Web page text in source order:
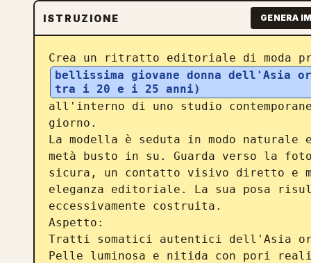
ISTRUZIONE GENERA
Crea un ritratto editoriale di moda
bellissima giovane donna dell'Asia
tra i 20 e i 25 anni)
all'interno di uno studio
giorno.
La modella è seduta in modo naturale
metà busto in su. Guarda verso la
sicura, un contatto visivo diretto e
eleganza editoriale. La sua posa
eccessivamente costruita.
Aspetto:
Tratti somatici autentici dell'Asia
Pelle luminosa e nitida con pori